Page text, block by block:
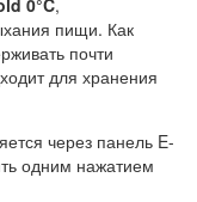
пищи. Как
почти
для хранения
через панель E-
одним нажатием